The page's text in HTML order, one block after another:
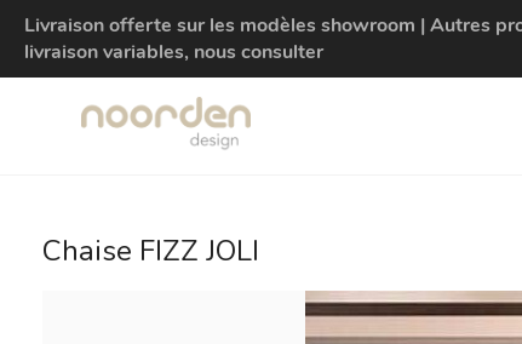
Livraison offerte sur les modèles showroom | Autres
livraison variables, nous consulter
Chaise FIZZ JOLI